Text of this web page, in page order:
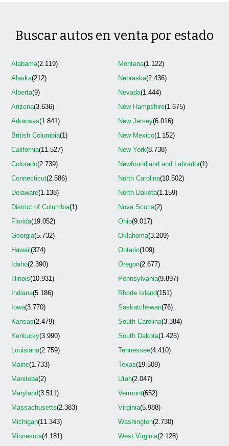
Buscar autos en venta por estado
Alabama(2.119)
Alaska(212)
Alberta(9)
Arizona(3.636)
Arkansas(1.841)
British Columbia(1)
California(11.527)
Colorado(2.739)
Connecticut(2.586)
Delaware(1.138)
District of Columbia(1)
Florida(19.052)
Georgia(5.732)
Hawaii(374)
Idaho(2.390)
Illinois(10.931)
Indiana(5.186)
Iowa(3.770)
Kansas(2.479)
Kentucky(3.990)
Louisiana(2.759)
Maine(1.733)
Manitoba(2)
Maryland(3.511)
Massachusetts(2.383)
Michigan(11.343)
Minnesota(4.181)
Montana(1.122)
Nebraska(2.436)
Nevada(1.444)
New Hampshire(1.675)
New Jersey(6.016)
New Mexico(1.152)
New York(8.738)
Newfoundland and Labrador(1)
North Carolina(10.502)
North Dakota(1.159)
Nova Scotia(2)
Ohio(9.017)
Oklahoma(3.209)
Ontario(109)
Oregon(2.677)
Pennsylvania(9.897)
Rhode Island(151)
Saskatchewan(76)
South Carolina(3.384)
South Dakota(1.425)
Tennessee(4.410)
Texas(19.509)
Utah(2.047)
Vermont(652)
Virginia(5.988)
Washington(2.730)
West Virginia(2.128)